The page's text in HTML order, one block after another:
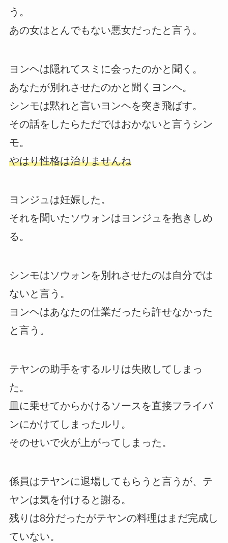
う。
あの女はとんでもない悪女だったと言う。
ヨンヘは隠れてスミに会ったのかと聞く。
あなたが別れさせたのかと聞くヨンヘ。
シンモは黙れと言いヨンヘを突き飛ばす。
その話をしたらただではおかないと言うシン
モ。
やはり性格は治りませんね
ヨンジュは妊娠した。
それを聞いたソウォンはヨンジュを抱きしめ
る。
シンモはソウォンを別れさせたのは自分では
ないと言う。
ヨンヘはあなたの仕業だったら許せなかった
と言う。
テヤンの助手をするルリは失敗してしまっ
た。
皿に乗せてからかけるソースを直接フライパ
ンにかけてしまったルリ。
そのせいで火が上がってしまった。
係員はテヤンに退場してもらうと言うが、テ
ヤンは気を付けると謝る。
残りは8分だったがテヤンの料理はまだ完成し
ていない。